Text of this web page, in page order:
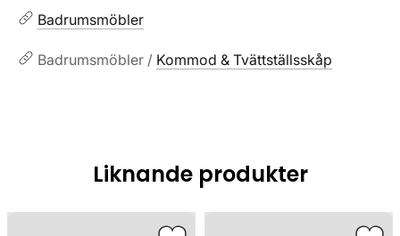
Badrumsmöbler
Badrumsmöbler / Kommod & Tvättställsskåp
Liknande produkter